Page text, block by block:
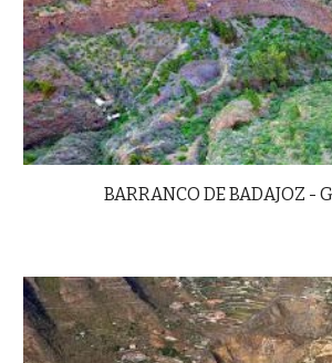
BARRANCO DE BADAJOZ -